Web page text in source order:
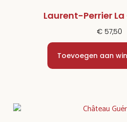
Laurent-Perrier La
€ 57,50
Toevoegen aan